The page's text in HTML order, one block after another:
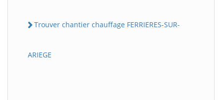
Trouver chantier chauffage FERRIERES-SUR-
ARIEGE